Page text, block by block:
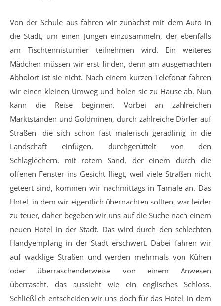
Von der Schule aus fahren wir zunächst mit dem Auto in
die Stadt, um einen Jungen einzusammeln, der ebenfalls
am Tischtennisturnier teilnehmen wird. Ein weiteres
Mädchen müssen wir erst finden, denn am ausgemachten
Abholort ist sie nicht. Nach einem kurzen Telefonat fahren
wir einen kleinen Umweg und holen sie zu Hause ab. Nun
kann die Reise beginnen. Vorbei an zahlreichen
Marktständen und Goldminen, durch zahlreiche Dörfer auf
Straßen, die sich schon fast malerisch geradlinig in die
Landschaft einfügen, durchgerüttelt von den
Schlaglöchern, mit rotem Sand, der einem durch die
offenen Fenster ins Gesicht fliegt, weil viele Straßen nicht
geteert sind, kommen wir nachmittags in Tamale an. Das
Hotel, in dem wir eigentlich übernachten sollten, war leider
zu teuer, daher begeben wir uns auf die Suche nach einem
neuen Hotel in der Stadt. Das wird durch den schlechten
Handyempfang in der Stadt erschwert. Dabei fahren wir
auf wacklige Straßen und werden mehrmals von Kühen
oder überraschenderweise von einem Anwesen
überrascht, das aussieht wie ein englisches Schloss.
Schließlich entscheiden wir uns doch für das Hotel, in dem